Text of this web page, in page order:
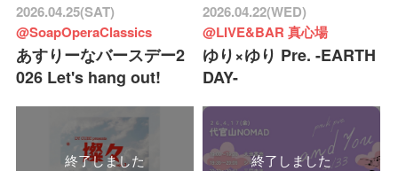
2026.04.25(SAT)
@SoapOperaClassics
あすりーなバースデー2
026 Let's hang out!
2026.04.22(WED)
@LIVE&BAR 真心場
ゆり×ゆり Pre. -EARTH
DAY-
終了しました 終了しました